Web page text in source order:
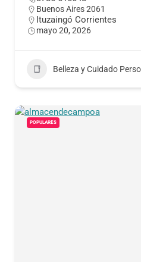
Buenos Aires 2061
Ituzaingó Corrientes
mayo 20, 2026
Belleza y Cuidado
POPULARES